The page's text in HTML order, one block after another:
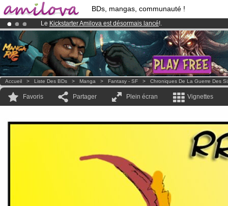
BDs, mangas, communauté !
Le Kickstarter Amilova est désormais lancé!.
Déjà 100000membreset 1000BDs & Mangas!
Abonnement premium: à partir de
3.95 eurospar mois !Clique ici
Accueil > Liste Des BDs > Manga > Fantasy - SF > Chroniques De La Guerre Des
Favoris Partager Plein écran Vignettes